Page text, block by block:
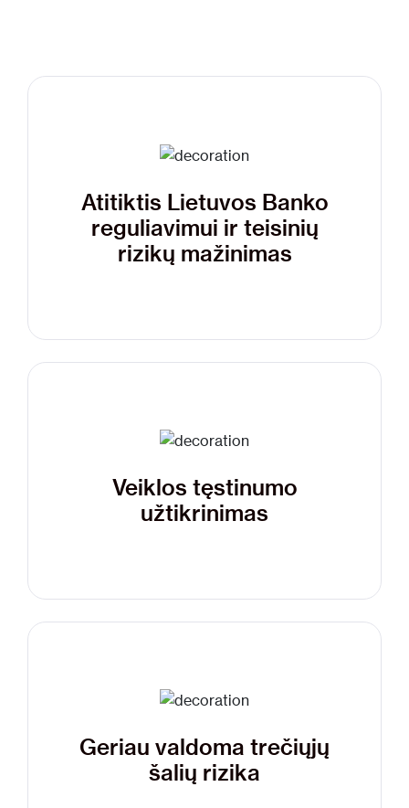
Atitiktis Lietuvos Banko
reguliavimui ir teisinių
rizikų mažinimas
Veiklos tęstinumo
užtikrinimas
Geriau valdoma trečiųjų
šalių rizika